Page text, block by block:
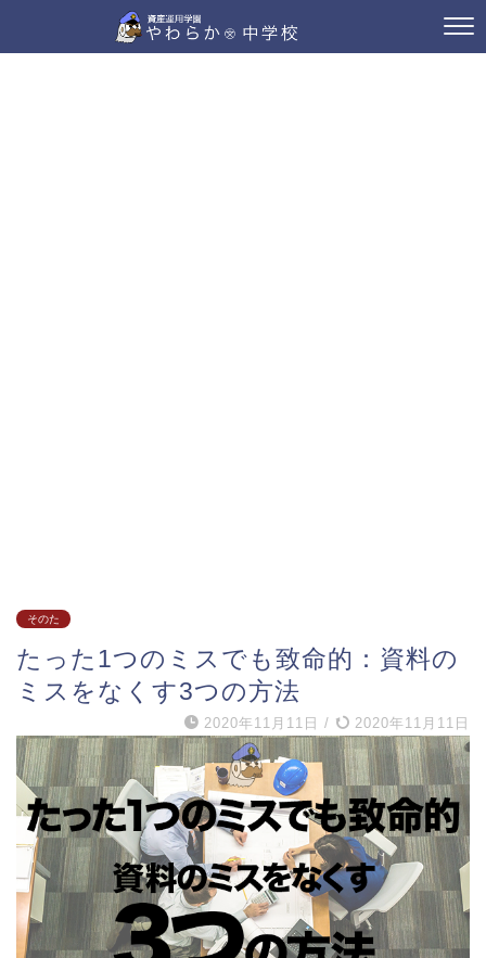
そのた
たった1つのミスでも致命的：資料の
ミスをなくす3つの方法
2020年11月11日 / 2020年11月11日